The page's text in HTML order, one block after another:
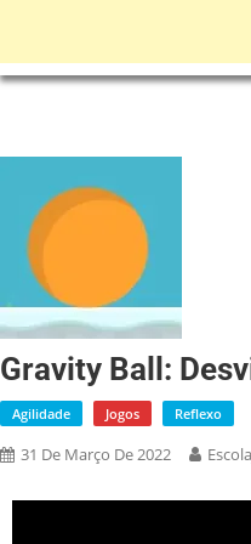
Gravity Ball:
Agilidade Jogos Reflexo
31 De Março De 2022